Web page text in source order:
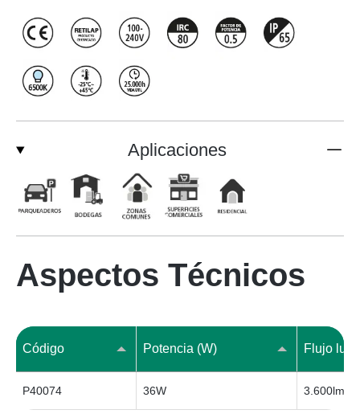
Aplicaciones
Aspectos Técnicos
Código Potencia (W) Flujo
P40074 36W 3.600lm